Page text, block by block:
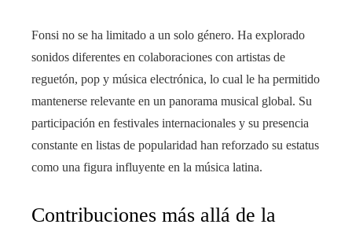
Fonsi no se ha limitado a un solo género. Ha explorado
sonidos diferentes en colaboraciones con artistas de
reguetón, pop y música electrónica, lo cual le ha permitido
mantenerse relevante en un panorama musical global. Su
participación en festivales internacionales y su presencia
constante en listas de popularidad han reforzado su estatus
como una figura influyente en la música latina.
Contribuciones más allá de la